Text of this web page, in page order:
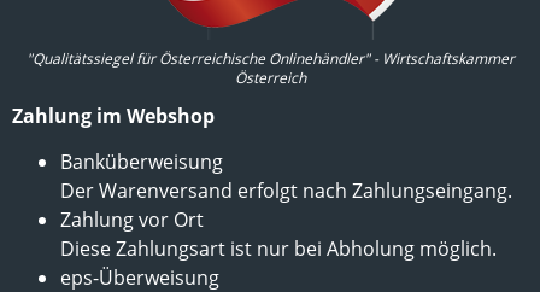
"Qualitätssiegel für Österreichische Onlinehändler" - Wirtschaftskammer
Österreich
Zahlung im Webshop
Banküberweisung
Der Warenversand erfolgt nach Zahlungseingang.
Zahlung vor Ort
Diese Zahlungsart ist nur bei Abholung möglich.
eps-Überweisung